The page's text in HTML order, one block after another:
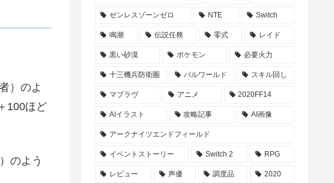
）のよ
100ほど
のよう
ゼンレスゾーンゼロ NTE Switch
鳴潮 伝説任務 零式 レイド
黒い砂漠 ポケモン 必要火力
十三機兵防衛圏 パルワールド スキル回し
マブラヴ アニメ 2020FF14
AIイラスト 攻略記事 AI画像
アークナイツエンドフィールド
イベントストーリー Switch 2 RPG
レビュー 声優 調度品 2020